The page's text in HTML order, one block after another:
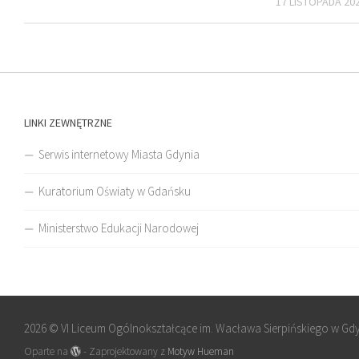
LINKI ZEWNĘTRZNE
Serwis internetowy Miasta Gdynia
Kuratorium Oświaty w Gdańsku
Ministerstwo Edukacji Narodowej
2026 © VI Liceum Ogólnokształcące im. Wacława Sierpińskiego w
Oparte na - Zaprojektowany z Motyw Hueman